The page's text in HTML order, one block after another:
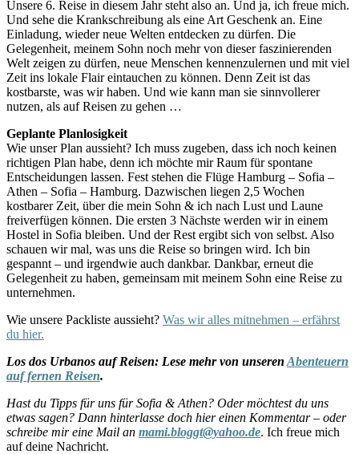
Unsere 6. Reise in diesem Jahr steht also an. Und ja, ich freue mich.
Und sehe die Krankschreibung als eine Art Geschenk an. Eine
Einladung, wieder neue Welten entdecken zu dürfen. Die
Gelegenheit, meinem Sohn noch mehr von dieser faszinierenden
Welt zeigen zu dürfen, neue Menschen kennenzulernen und mit viel
Zeit ins lokale Flair eintauchen zu können. Denn Zeit ist das
kostbarste, was wir haben. Und wie kann man sie sinnvollerer
nutzen, als auf Reisen zu gehen …
Geplante Planlosigkeit
Wie unser Plan aussieht? Ich muss zugeben, dass ich noch keinen
richtigen Plan habe, denn ich möchte mir Raum für spontane
Entscheidungen lassen. Fest stehen die Flüge Hamburg – Sofia –
Athen – Sofia – Hamburg. Dazwischen liegen 2,5 Wochen
kostbarer Zeit, über die mein Sohn & ich nach Lust und Laune
freiverfügen können. Die ersten 3 Nächste werden wir in einem
Hostel in Sofia bleiben. Und der Rest ergibt sich von selbst. Also
schauen wir mal, was uns die Reise so bringen wird. Ich bin
gespannt – und irgendwie auch dankbar. Dankbar, erneut die
Gelegenheit zu haben, gemeinsam mit meinem Sohn eine Reise zu
unternehmen.
Wie unsere Packliste aussieht? Was wir alles mitnehmen – erfährst
du hier.
Los dos Urbanos auf Reisen: Lese mehr von unseren Abenteuern
auf fernen Reisen.
Hast du Tipps für uns für Sofia & Athen? Oder möchtest du uns
etwas sagen? Dann hinterlasse doch hier einen Kommentar – oder
schreibe mir eine Mail an mami.bloggt@yahoo.de. Ich freue mich
auf deine Nachricht.